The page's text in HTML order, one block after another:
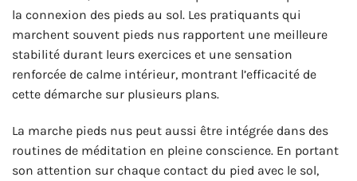
la connexion des pieds au sol. Les pratiquants qui
marchent souvent pieds nus rapportent une meilleure
stabilité durant leurs exercices et une sensation
renforcée de calme intérieur, montrant l’efficacité de
cette démarche sur plusieurs plans.
La marche pieds nus peut aussi être intégrée dans des
routines de méditation en pleine conscience. En portant
son attention sur chaque contact du pied avec le sol,